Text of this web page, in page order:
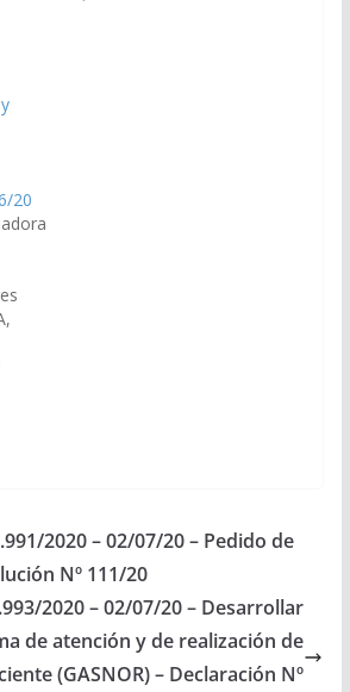
un
20
2020 – 02/07/20 – Pedido de
Nº 111/20
2020 – 02/07/20 – Desarrollar
de atención y de realización de
(GASNOR) – Declaración Nº